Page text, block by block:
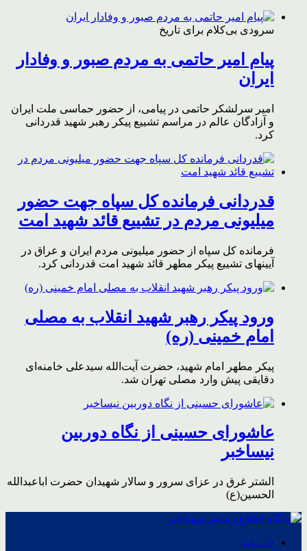
سرودی بی‌کلام برای تاریخ
پیام امیر حاتمی به مردم صبور و وفادار
ایران
امیر سرلشکر حاتمی در پیامی، از حضور حماسی ملت ایران
و آزادگان عالم در مراسم تشییع پیکر رهبر شهید قدردانی
کرد.
قدردانی فرمانده کل سپاه جهت حضور
میلیونی مردم در تشییع قائد شهید امت
فرمانده کل سپاه از حضور میلیونی مردم ایران و عراق در
آیینهای تشییع پیکر مطهر قائد شهید امت قدردانی کرد.
ورود پیکر رهبر شهید انقلاب به مصلی
امام خمینی (ره)
پیکر مطهر امام شهید،‌ حضرت آیت‌الله سیدعلی خامنه‌ای
دقایقی پیش وارد مصلی تهران شد.
عاشورای حسینی از نگاه دوربین
نیساخبر
الشتر غرق در عزای سرور و سالار شهیدان حضرت اباعبدالله
الحسین(ع)
خــــانه